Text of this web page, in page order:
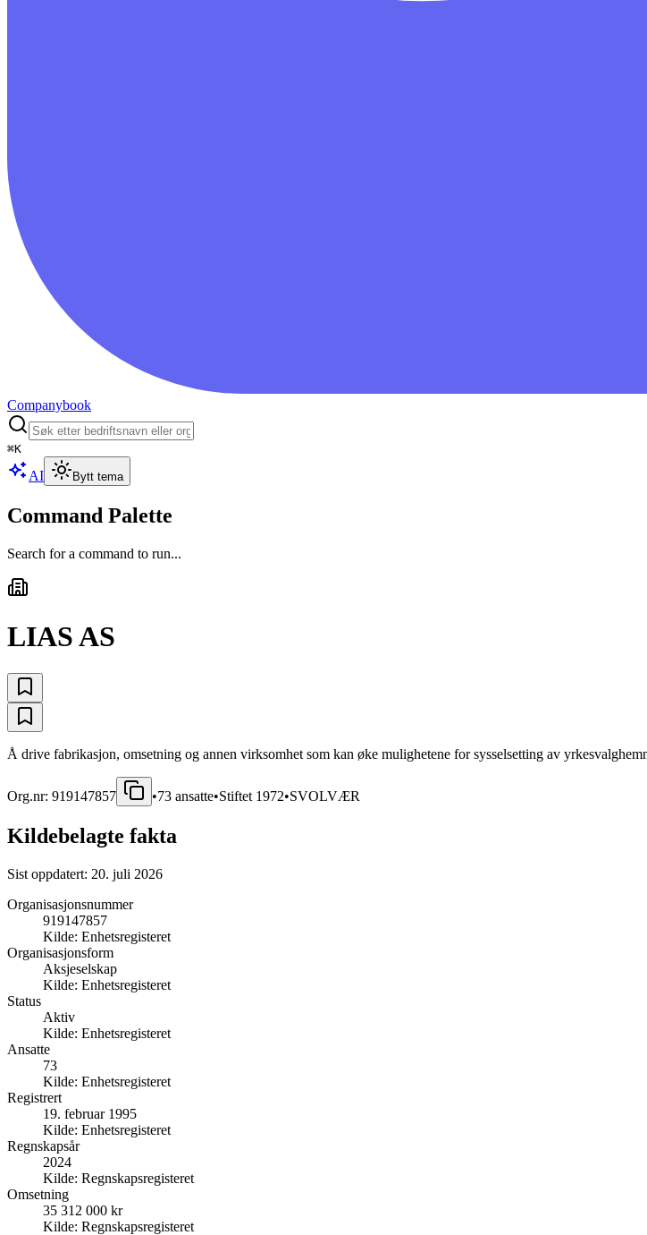
Companybook
⌘K
AI Bytt tema
Command Palette
Search for a command to run...
LIAS AS
Å drive fabrikasjon, omsetning og annen virksomhet som kan øke mulighetene for sysselsetting av
Org.nr: 919147857 •73 ansatte•Stiftet 1972•SVOLVÆR
Kildebelagte fakta
Sist oppdatert: 20. juli 2026
Organisasjonsnummer
919147857
Kilde: Enhetsregisteret
Organisasjonsform
Aksjeselskap
Kilde: Enhetsregisteret
Status
Aktiv
Kilde: Enhetsregisteret
Ansatte
73
Kilde: Enhetsregisteret
Registrert
19. februar 1995
Kilde: Enhetsregisteret
Regnskapsår
2024
Kilde: Regnskapsregisteret
Omsetning
35 312 000 kr
Kilde: Regnskapsregisteret